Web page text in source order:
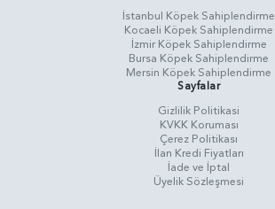
İstanbul Köpek Sahiplendirme
Kocaeli Köpek Sahiplendirme
İzmir Köpek Sahiplendirme
Bursa Köpek Sahiplendirme
Mersin Köpek Sahiplendirme
Sayfalar
Gizlilik Politikasi
KVKK Koruması
Çerez Politikası
İlan Kredi Fiyatları
İade ve İptal
Üyelik Sözleşmesi